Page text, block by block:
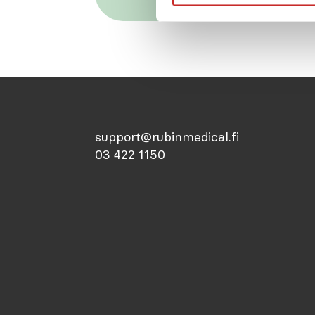
support@rubinmedical.fi
03 422 1150